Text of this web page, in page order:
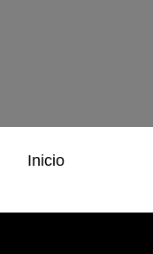
Inicio